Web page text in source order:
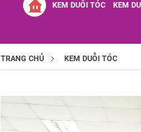
KEM DUỖI TÓC KEM
TRANG CHỦ KEM DUỖI TÓC